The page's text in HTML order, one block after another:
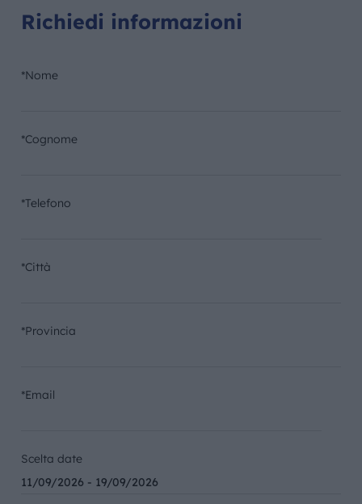
Richiedi informazioni
*Nome
*Cognome
*Telefono
*Città
*Provincia
*Email
Scelta date